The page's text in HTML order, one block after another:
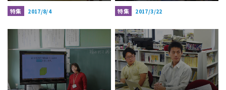
特集 2017/8/4 特集 2017/3/22